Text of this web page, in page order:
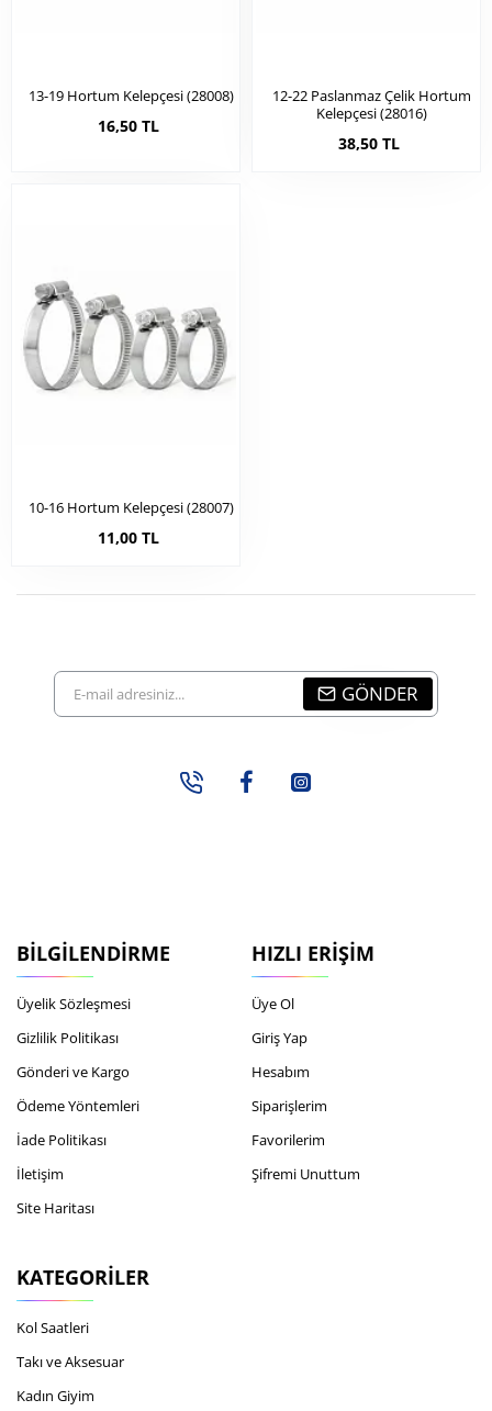
13-19 Hortum Kelepçesi (28008)
16,50 TL
12-22 Paslanmaz Çelik Hortum
Kelepçesi (28016)
38,50 TL
10-16 Hortum Kelepçesi (28007)
11,00 TL
E-
mail
GÖNDER
BILGILENDIRME
Üyelik Sözleşmesi
Gizlilik Politikası
Gönderi ve Kargo
Ödeme Yöntemleri
İade Politikası
İletişim
Site Haritası
HIZLI ERIŞIM
Üye Ol
Giriş Yap
Hesabım
Siparişlerim
Favorilerim
Şifremi Unuttum
KATEGORILER
Kol Saatleri
Takı ve Aksesuar
Kadın Giyim